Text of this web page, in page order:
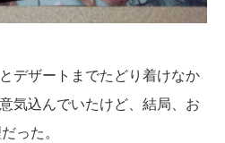
デザートまでたどり着けなか
気込んでいたけど、結局、お
った。